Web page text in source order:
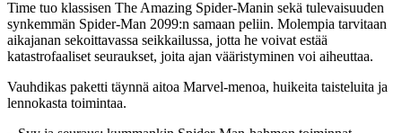
Time tuo klassisen The Amazing Spider-Manin sekä tulevaisuuden
synkemmän Spider-Man 2099:n samaan peliin. Molempia tarvitaan
aikajanan sekoittavassa seikkailussa, jotta he voivat estää
katastrofaaliset seuraukset, joita ajan vääristyminen voi aiheuttaa.
Vauhdikas paketti täynnä aitoa Marvel-menoa, huikeita taisteluita ja
lennokasta toimintaa.